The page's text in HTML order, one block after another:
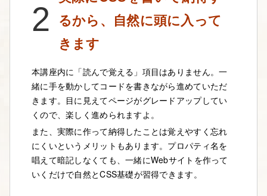
2 るから、自然に頭に入って
きます
本講座内に「読んで覚える」項目はありません。一
緒に手を動かしてコードを書きながら進めていただ
きます。目に見えてページがグレードアップしてい
くので、楽しく進められますよ。
また、実際に作って納得したことは覚えやすく忘れ
にくいというメリットもあります。プロパティ名を
唱えて暗記しなくても、一緒にWebサイトを作って
いくだけで自然とCSS基礎が習得できます。